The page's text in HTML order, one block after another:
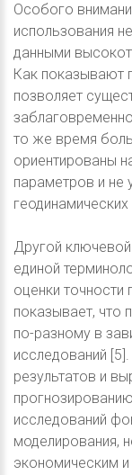
Особого
использования
данными
Как показывают
позволяет
то же время
ориентированы
параметров и не
Другой ключевой
единой
оценки точности
показывает, что
по-разному в
исследований
результатов и
исследований
моделирования,
экономическим